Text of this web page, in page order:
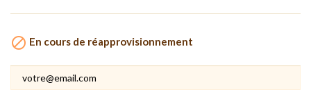
 En cours de réapprovisionnement